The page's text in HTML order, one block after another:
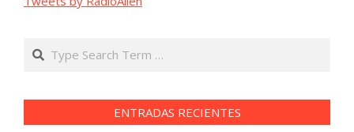
Search
ENTRADAS RECIENTES